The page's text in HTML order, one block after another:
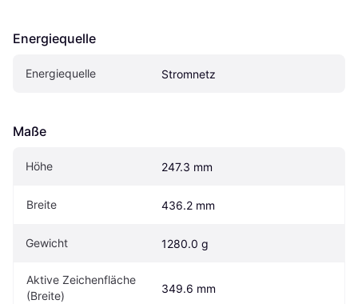
Energiequelle
Energiequelle Stromnetz
Maße
Höhe 247.3 mm
Breite 436.2 mm
Gewicht 1280.0 g
Aktive Zeichenfläche
(Breite)
349.6 mm